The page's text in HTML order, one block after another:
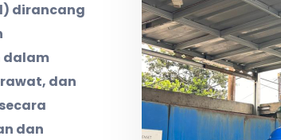
dirancang
dalam
dan
dan